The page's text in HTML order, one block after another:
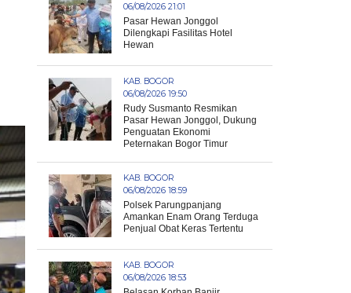
06/08/2026 21:01
Pasar Hewan Jonggol
Dilengkapi Fasilitas Hotel
Hewan
KAB. BOGOR
06/08/2026 19:50
Rudy Susmanto Resmikan
Pasar Hewan Jonggol, Dukung
Penguatan Ekonomi
Peternakan Bogor Timur
KAB. BOGOR
06/08/2026 18:59
Polsek Parungpanjang
Amankan Enam Orang Terduga
Penjual Obat Keras Tertentu
KAB. BOGOR
06/08/2026 18:53